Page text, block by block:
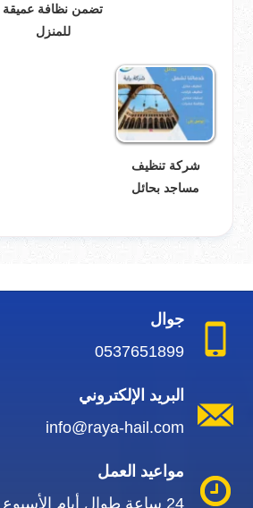
تضمن نظافة عميقة
للمنزل
شركة تنظيف
مساجد بحائل
جوال
0537651899
البريد الإلكتروني
info@raya-hail.com
مواعيد العمل
24 ساعة طوال أيام الأسبوع